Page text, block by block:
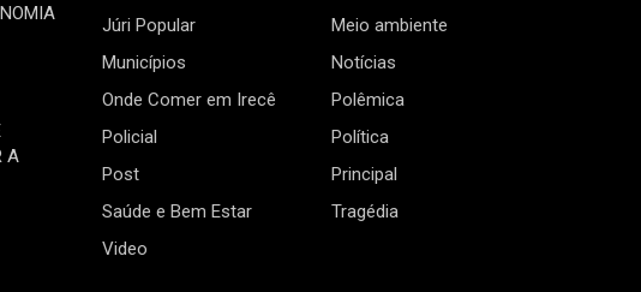
A
Júri Popular
Meio ambiente
Municípios
Notícias
Onde Comer em Irecê
Polêmica
Policial
Política
Post
Principal
Saúde e Bem Estar
Tragédia
Video